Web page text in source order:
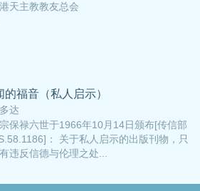
天主教教友总会
的福音（私人启示）
达
保禄六世于1966年10月14日颁布[传信部
： 关于私人启示的出版刊物，只
违反信德与伦理之处...